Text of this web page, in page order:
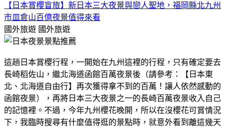
【日本賞櫻盲旅】新日本三大夜景與戀人聖地，福岡縣北九州
市皿倉山百億夜景值得來看
國外旅遊 國外旅遊
這趟日本賞櫻行程，一開始在九州這裡的行程，只有確定要去
長崎稻佐山，繼北海道函館百萬夜景後（請參考：【日本東
北、北海道自由行】再次獲得拿不到的百萬！讓人依然感動的
函館夜景），再將日本三大夜景之一的長崎百萬夜景收入自己
的記憶裡。不過，今年九州櫻花晚開，所以在沒櫻花可賞情況
下，我臨時搜尋有什麼值得逛的景點時，就意外看到離這幾天